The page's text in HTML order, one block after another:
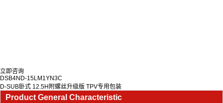
立即咨询
DSB4ND-15LM1YN3C
D-SUB卧式 12.5H附螺丝升级版 TPV专用包装
Product General Characteristic